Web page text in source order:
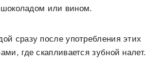
шоколадом или вином.
сразу после употребления этих
где скапливается зубной налет.